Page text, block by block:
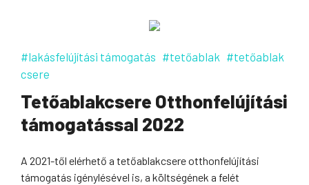
#lakásfelújítási támogatás #tetőablak #tetőablak
csere
Tetőablakcsere Otthonfelújítási
támogatással 2022
A 2021-től elérhető a tetőablakcsere otthonfelújítási
támogatás igénylésével is, a költségének a felét